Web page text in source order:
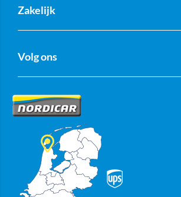
Zakelijk
Volg ons